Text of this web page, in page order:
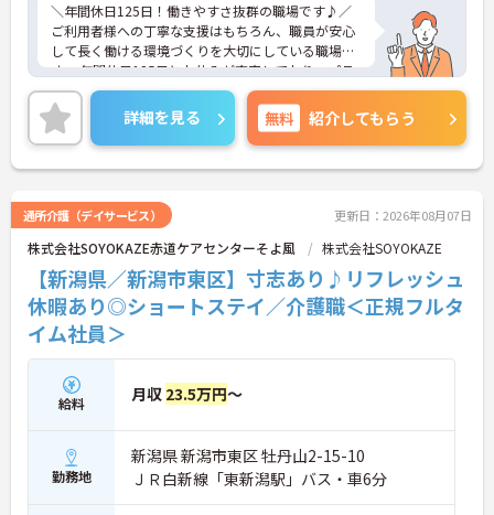
＼年間休日125日！働きやすさ抜群の職場です♪／
ご利用者様への丁寧な支援はもちろん、職員が安心
して長く働ける環境づくりを大切にしている職場で
す。 年間休日125日とお休みが充実しており、プラ
イベートとの両立を目指したい方にもおすすめで
す。最寄り駅から徒歩圏内に加え、マイカー通勤も
可能で通勤のしやすさも魅力のひとつ。資格取得支
援制度や研修制度が整っているため、未経験の方や
経験が浅い方も安心してスタートできます。 また、
相談や意見交換がしやすい風通しの良い環境です。
チームで協力しながら働きたい方や、無理なくスキ
ルアップしたい方にぴったりの職場ですよ♪
詳細を見る 無料 紹介してもらう
通所介護（デイサービス） 更新日：2026年08月07日
株式会社SOYOKAZE赤道ケアセンターそよ風 株式会社SOYOKAZE
【新潟県／新潟市東区】寸志あり♪リフレッシュ
休暇あり◎ショートステイ／介護職＜正規フルタ
イム社員＞
給料 月収 23.5万円～
勤務地
新潟県 新潟市東区 牡丹山2-15-10
ＪＲ白新線「東新潟駅」バス・車6分